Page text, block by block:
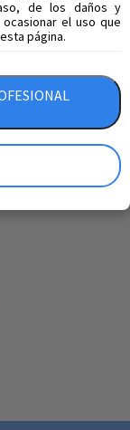
de los daños y
el uso que
página.